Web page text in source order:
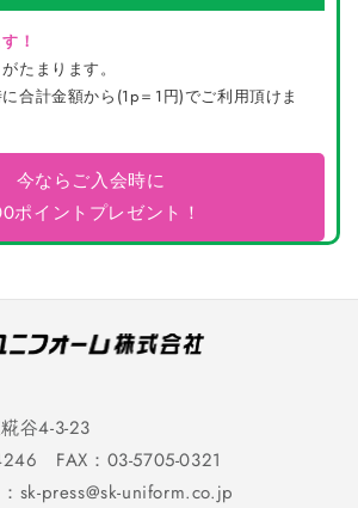
！
たまります。
合計金額から(1p＝1円)でご利用頂けま
今ならご入会時に
ポイントプレゼント！
谷4-3-23
FAX：03-5705-0321
sk-press@sk-uniform.co.jp